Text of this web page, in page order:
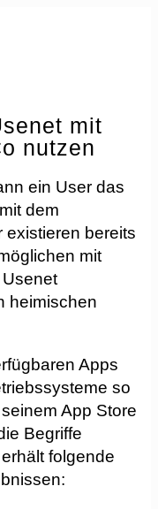
mit
nutzen
dem
existieren bereits
mit
heimischen
so
App Store
Begriffe
erhält folgende